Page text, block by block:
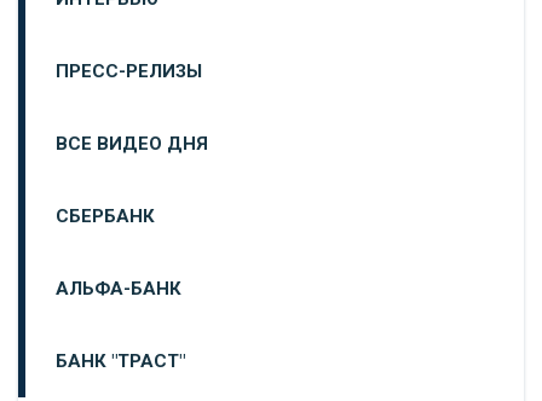
ПРЕСС-РЕЛИЗЫ
ВСЕ ВИДЕО ДНЯ
СБЕРБАНК
АЛЬФА-БАНК
БАНК "ТРАСТ"